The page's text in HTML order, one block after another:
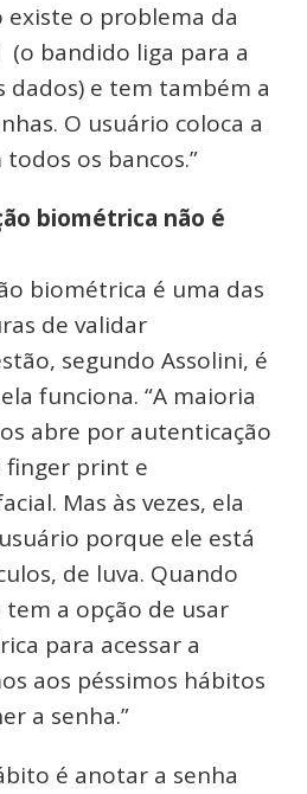
existe o problema da
(o bandido liga para a
e tem também a
O usuário coloca a
os bancos.”
biométrica não é
biométrica é uma das
de validar
segundo Assolini, é
funciona. “A maioria
abre por autenticação
finger print e
Mas às vezes, ela
porque ele está
de luva. Quando
tem a opção de usar
para acessar a
aos péssimos hábitos
a senha.”
é anotar a senha